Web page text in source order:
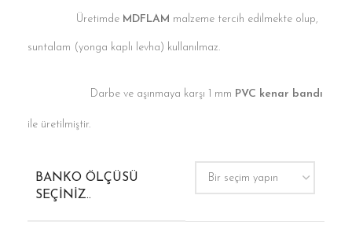
Üretimde MDFLAM malzeme tercih edilmekte olup,
suntalam (yonga kaplı levha) kullanılmaz.
Darbe ve aşınmaya karşı 1 mm PVC kenar bandı
ile üretilmiştir.
BANKO ÖLÇÜSÜ
SEÇINIZ..